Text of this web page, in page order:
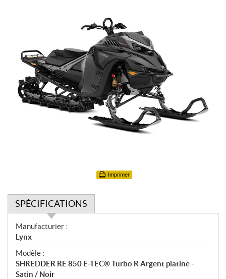
Imprimer
SPÉCIFICATIONS
S
p
é
c
i
Manufacturier :
Lynx
Modèle :
SHREDDER RE 850 E-TEC® Turbo R Argent platine -
Satin / Noir